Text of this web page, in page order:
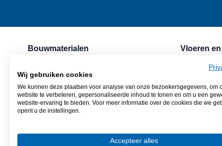
Wij gebruiken cookies
We kunnen deze plaatsen voor analyse van onze bezoekersgegevens, om
website te verbeteren, gepersonaliseerde inhoud te tonen en om u een
website-ervaring te bieden. Voor meer informatie over de cookies die we
opent u de instellingen.
Accepteer alles
Bouwmaterialen
Gevelsteen
Cement, mortels & lijmen
Dakpannen
Isolatie
Zand en grind
Vloeren
Mozaïek
Keramische
Keramisch
Vinylparket